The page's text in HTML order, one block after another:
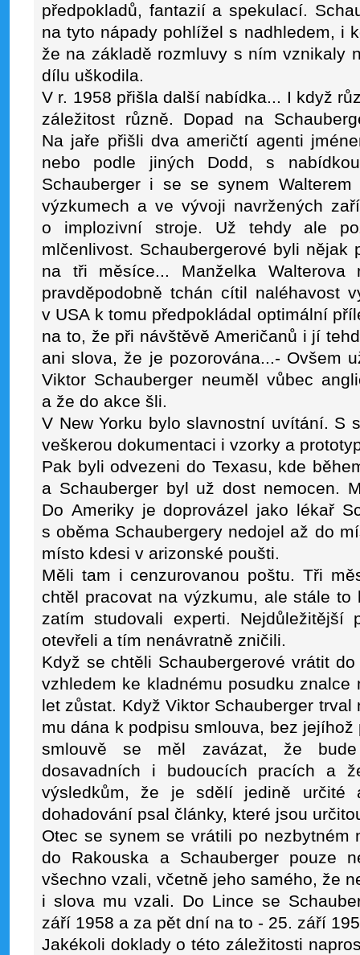
předpokladů, fantazií a spekulací.
na tyto nápady pohlížel s nadhledem, i
že na základě rozmluvy s ním vznikaly
dílu uškodila.
V r. 1958 přišla další nabídka... I když
záležitost různě. Dopad na
Na jaře přišli dva američtí agenti
nebo podle jiných Dodd, s
Schauberger i se se synem
výzkumech a ve vývoji navržených
o implozivní stroje. Už tehdy ale
mlčenlivost. Schaubergerové byli nějak
na tři měsíce... Manželka
pravděpodobně tchán cítil naléhavost
v USA k tomu předpokládal optimální
na to, že při návštěvě Američanů i jí
ani slova, že je pozorována...- Ovšem
Viktor Schauberger neuměl vůbec
a že do akce šli.
V New Yorku bylo slavnostní uvítání. S
veškerou dokumentaci i vzorky a
Pak byli odvezeni do Texasu, kde
a Schauberger byl už dost nemocen.
Do Ameriky je doprovázel jako lékař
s oběma Schaubergery nedojel až do
místo kdesi v arizonské poušti.
Měli tam i cenzurovanou poštu. Tři
chtěl pracovat na výzkumu, ale stále
zatím studovali experti. Nejdůležitější
otevřeli a tím nenávratně zničili.
Když se chtěli Schaubergerové vrátit
vzhledem ke kladnému posudku
let zůstat. Když Viktor Schauberger
mu dána k podpisu smlouva, bez
smlouvě se měl zavázat, že
dosavadních i budoucích pracích a
výsledkům, že je sdělí jedině určité
dohadování psal články, které jsou
Otec se synem se vrátili po nezbytném
do Rakouska a Schauberger pouze
všechno vzali, včetně jeho samého, že
i slova mu vzali. Do Lince se
září 1958 a za pět dní na to - 25. září
Jakékoli doklady o této záležitosti